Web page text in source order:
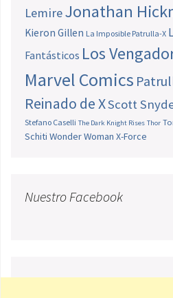
LemireJonathan
Kieron Gillen La Imposible Patrulla-X
Fantásticos Los
Marvel Comics
Reinado de XScott
Stefano Caselli The Dark Knight Rises Thor
Schiti Wonder Woman X-Force
Nuestro Facebook